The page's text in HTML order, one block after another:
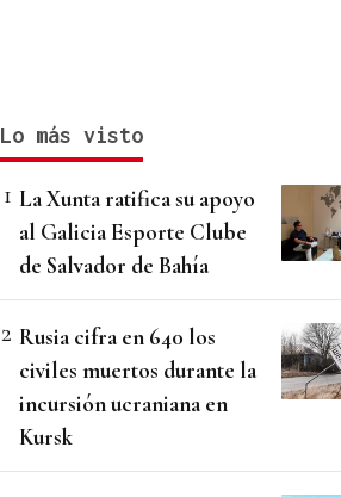
Lo más visto
La Xunta ratifica su apoyo
al Galicia Esporte Clube
de Salvador de Bahía
Rusia cifra en 640 los
civiles muertos durante la
incursión ucraniana en
Kursk